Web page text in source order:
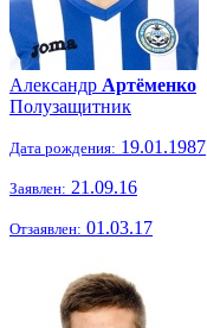
Александр Артёменко
Полузащитник
Дата рождения: 19.01.1987
Заявлен: 21.09.16
Отзаявлен: 01.03.17